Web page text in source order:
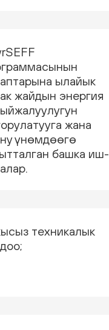
ылайык
жайдын энергия
жана
үнөмдөөгө
башка иш-
техникалык